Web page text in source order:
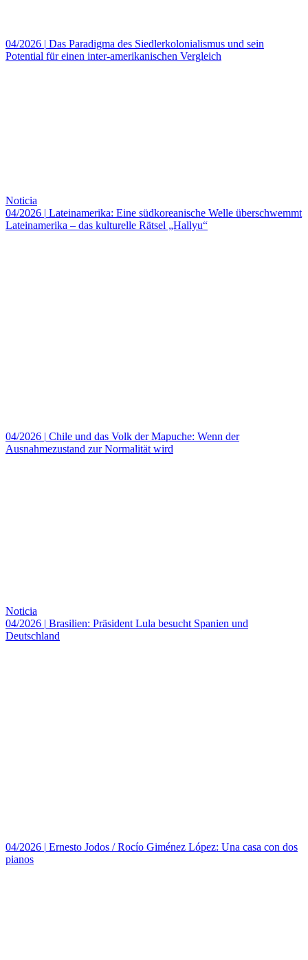
04/2026 | Das Paradigma des Siedlerkolonialismus und sein
Potential für einen inter-amerikanischen Vergleich
Noticia
04/2026 | Lateinamerika: Eine südkoreanische Welle überschwemmt
Lateinamerika – das kulturelle Rätsel „Hallyu“
04/2026 | Chile und das Volk der Mapuche: Wenn der
Ausnahmezustand zur Normalität wird
Noticia
04/2026 | Brasilien: Präsident Lula besucht Spanien und
Deutschland
04/2026 | Ernesto Jodos / Rocío Giménez López: Una casa con dos
pianos